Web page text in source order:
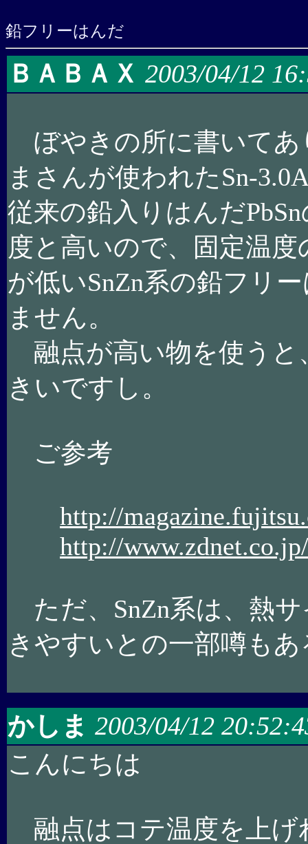
鉛フリーはんだ
ＢＡＢＡＸ 2003/04/12
ぼやきの所に書いてあ
まさんが使われたSn-
従来の鉛入りはんだ
度と高いので、固定温
が低いSnZn系の鉛フリ
ません。
融点が高い物を使うと
きいですし。
ご参考
http://
http://
ただ、SnZn系は、熱
きやすいとの一部噂も
かしま 2003/04/12
こんにちは
融点はコテ温度を上げ